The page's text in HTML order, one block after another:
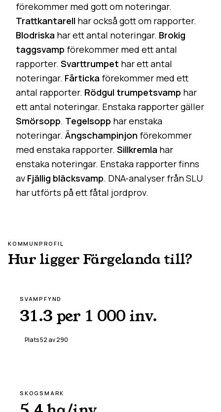
förekommer med gott om noteringar.
Trattkantarell har också gott om rapporter.
Blodriska har ett antal noteringar. Brokig
taggsvamp förekommer med ett antal
rapporter. Svarttrumpet har ett antal
noteringar. Fårticka förekommer med ett
antal rapporter. Rödgul trumpetsvamp har
ett antal noteringar. Enstaka rapporter gäller
Smörsopp. Tegelsopp har enstaka
noteringar. Ängschampinjon förekommer
med enstaka rapporter. Sillkremla har
enstaka noteringar. Enstaka rapporter finns
av Fjällig bläcksvamp. DNA-analyser från SLU
har utförts på ett fåtal jordprov.
KOMMUNPROFIL
Hur ligger Färgelanda till?
SVAMPFYND
31.3 per 1 000 inv.
Plats52 av290
SKOGSMARK